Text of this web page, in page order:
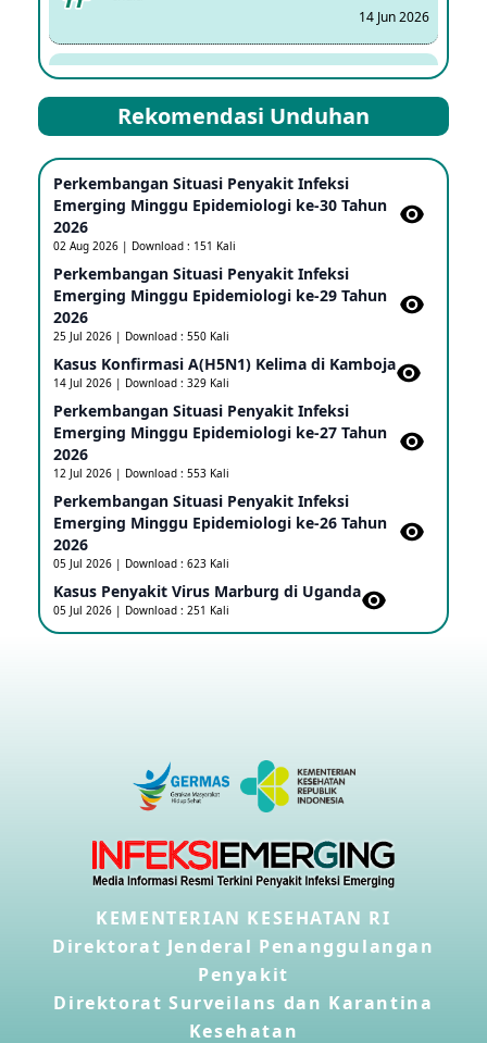
14 Jun 2026
Kasus Dicurigai Penyakit virus Nipah di Kerala, India
12 Jun 2026
25 May 2026
23 May 2026
dan Uganda Sebagai PHEIC
Update Penyakit Virus Hanta Tipe HPS di Kapal
04 May 2026
Penyakit Meningokokus di Vietnam
28 Apr 2026
Kasus Konfirmasi Avian Influenza A(H5N1) Keempat
di Kamboja
Informasi Penyakit POH VAU yang berkaitan dengan
Rekomendasi Unduhan
Perkembangan Situasi Penyakit Infeksi
Emerging Minggu Epidemiologi ke-30 Tahun
2026
02 Aug 2026 | Download : 151 Kali
Perkembangan Situasi Penyakit Infeksi
Emerging Minggu Epidemiologi ke-29 Tahun
2026
25 Jul 2026 | Download : 550 Kali
Kasus Konfirmasi A(H5N1) Kelima di Kamboja​
14 Jul 2026 | Download : 329 Kali
Perkembangan Situasi Penyakit Infeksi
Emerging Minggu Epidemiologi ke-27 Tahun
2026
12 Jul 2026 | Download : 553 Kali
Perkembangan Situasi Penyakit Infeksi
Emerging Minggu Epidemiologi ke-26 Tahun
2026
05 Jul 2026 | Download : 623 Kali
Kasus Penyakit Virus Marburg di Uganda
05 Jul 2026 | Download : 251 Kali
KEMENTERIAN KESEHATAN RI
Direktorat Jenderal Penanggulangan
Penyakit
Direktorat Surveilans dan Karantina
Kesehatan